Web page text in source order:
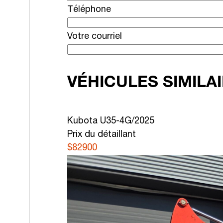
Téléphone
Votre courriel
VÉHICULES
Kubota U35-4G/2025
Prix du détaillant
$82900